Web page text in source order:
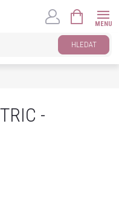
HLEDAT
KOŠÍK
-